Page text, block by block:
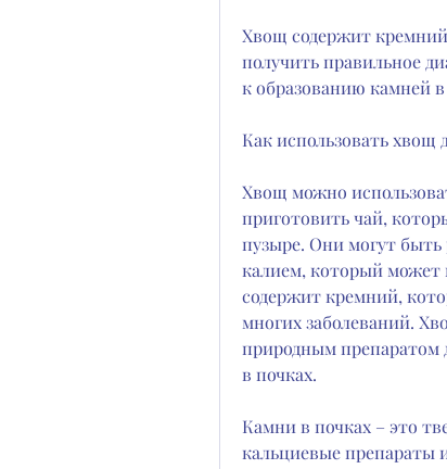
Хвощ содержит
получить правильное
к образованию камней в
Как использовать хвощ
Хвощ можно
приготовить чай,
пузыре. Они могут
калием, который может
содержит кремний,
многих заболеваний.
природным препаратом
в почках.
Камни в почках – это
кальциевые препараты